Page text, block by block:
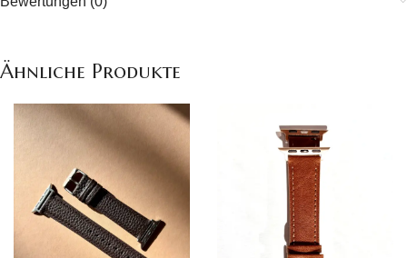
Ähnliche Produkte